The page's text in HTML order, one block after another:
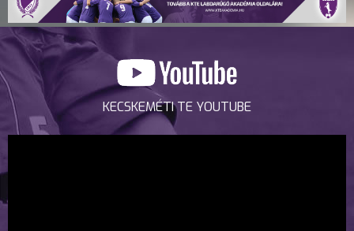
KECSKEMÉTI TE YOUTUBE